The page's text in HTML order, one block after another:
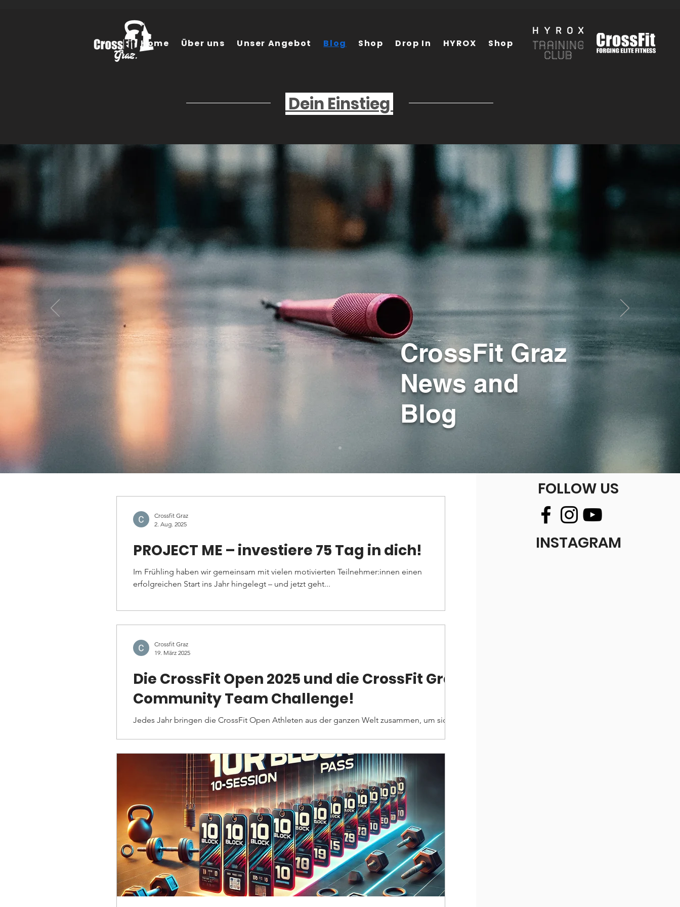
Home Über uns Unser Angebot Blog Shop Drop In HYROX Shop
Dein Einstieg
FOLLOW US
INSTAGRAM
PROJECT ME – investiere 75 Tag in dich!
Im Frühling haben wir gemeinsam mit vielen motivierten Teilnehmer:innen einen
erfolgreichen Start ins Jahr hingelegt – und jetzt geht...
Crossfit Graz
2. Aug. 2025
Die CrossFit Open 2025 und die CrossFit Graz
Community Team Challenge!
Jedes Jahr bringen die CrossFit Open Athleten aus der ganzen Welt zusammen, um sich in
Crossfit Graz
19. März 2025
CrossFit Graz
News and
Blog